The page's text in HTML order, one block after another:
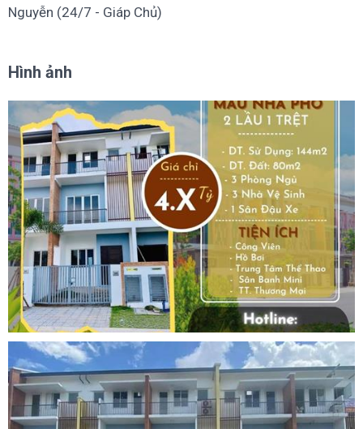
Nguyễn (24/7 - Giáp Chủ)
Hình ảnh